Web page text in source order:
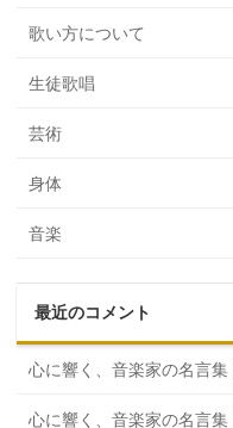
歌い方について
生徒歌唱
芸術
身体
音楽
最近のコメント
心に響く、音楽家の名言集
心に響く、音楽家の名言集